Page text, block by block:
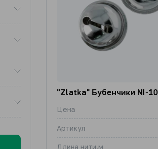
"Zlatka" Бубенчики NI-10
Цена
Артикул
Длина нити,м